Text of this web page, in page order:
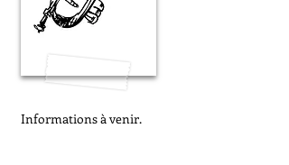
Informations à venir.